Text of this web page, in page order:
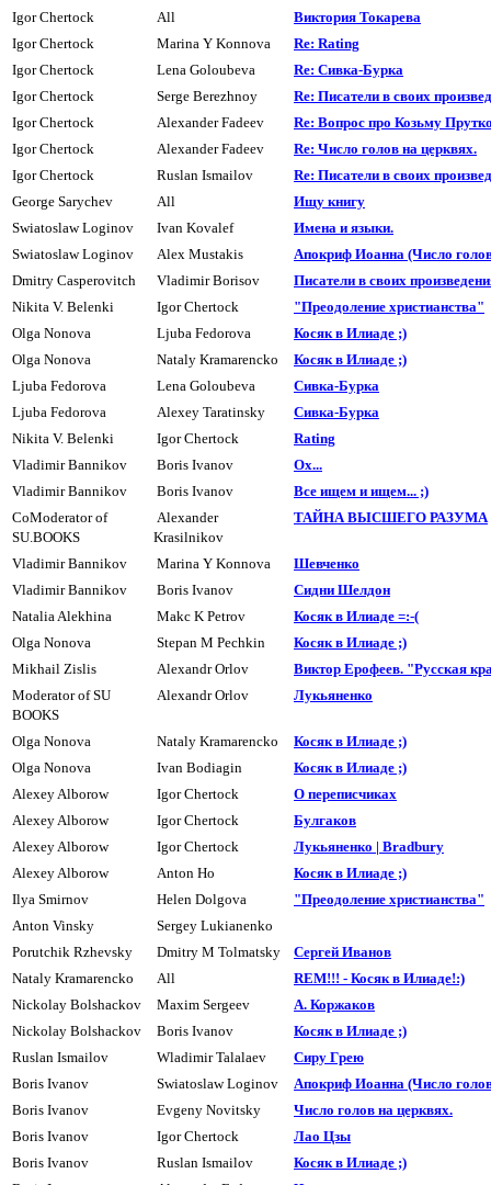
Igor Chertock
All
Виктория Токарева
Igor Chertock
Marina Y Konnova
Re: Rating
Igor Chertock
Lena Goloubeva
Re: Сивка-Буpка
Igor Chertock
Serge Berezhnoy
Re: Писатели в своих
Igor Chertock
Alexander Fadeev
Re: Вопрос про Козьму
Igor Chertock
Alexander Fadeev
Re: Число голов на цеpквях.
Igor Chertock
Ruslan Ismailov
Re: Писатели в своих
George Sarychev
All
Ищу книгу
Swiatoslaw Loginov
Ivan Kovalef
Имена и языки.
Swiatoslaw Loginov
Alex Mustakis
Апокриф Иоанна (Число
Dmitry Casperovitch
Vladimir Borisov
Писатели в своих
Nikita V. Belenki
Igor Chertock
"Преодоление христианства"
Olga Nonova
Ljuba Fedorova
Косяк в Илиаде ;)
Olga Nonova
Nataly Kramarencko
Косяк в Илиаде ;)
Ljuba Fedorova
Lena Goloubeva
Сивка-Буpка
Ljuba Fedorova
Alexey Taratinsky
Сивка-Буpка
Nikita V. Belenki
Igor Chertock
Rating
Vladimir Bannikov
Boris Ivanov
Ох...
Vladimir Bannikov
Boris Ivanov
Все ищем и ищем... ;)
CoModerator of
SU.BOOKS
Alexander
Krasilnikov
ТАЙHА ВЫСШЕГО РАЗУМА
Vladimir Bannikov Marina Y Konnova
Шевченко
Vladimir Bannikov
Boris Ivanov
Сидни Шелдон
Natalia Alekhina
Makc K Petrov
Косяк в Илиаде =:-(
Olga Nonova
Stepan M Pechkin
Косяк в Илиаде ;)
Mikhail Zislis
Alexandr Orlov
Виктор Ерофеев. "Русская
Moderator of SU
BOOKS
Alexandr Orlov Лyкьяненко
Olga Nonova Nataly Kramarencko
Косяк в Илиаде ;)
Olga Nonova
Ivan Bodiagin
Косяк в Илиаде ;)
Alexey Alborow
Igor Chertock
О переписчиках
Alexey Alborow
Igor Chertock
Булгаков
Alexey Alborow
Igor Chertock
Лукьяненко | Bradbury
Alexey Alborow
Anton Ho
Косяк в Илиаде ;)
Ilya Smirnov
Helen Dolgova
"Преодоление христианства"
Anton Vinsky
Sergey Lukianenko
Porutchik Rzhevsky
Dmitry M Tolmatsky
Сеpгей Иванов
Nataly Kramarencko
All
REM!!! - Косяк в Илиаде!:)
Nickolay Bolshackov
Maxim Sergeev
А. Коржаков
Nickolay Bolshackov
Boris Ivanov
Косяк в Илиаде ;)
Ruslan Ismailov
Wladimir Talalaev
Сиpу Гpею
Boris Ivanov
Swiatoslaw Loginov
Апокpиф Иоанна (Число
Boris Ivanov
Evgeny Novitsky
Число голов на цеpквях.
Boris Ivanov
Igor Chertock
Лао Цзы
Boris Ivanov
Ruslan Ismailov
Косяк в Илиаде ;)